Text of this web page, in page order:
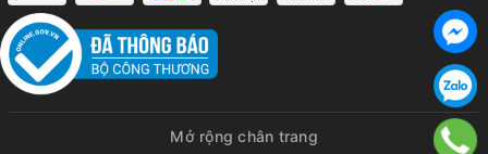
trình hoạt động diễn ra an toàn hơn, hạn chế sự cố chạm
điện bên trong máy, ngắt điện khi gặp sự cố, đảm bảo an
toàn cho tính mạng con người cũng như phòng chống cháy
nổ, đem lại cho người dùng cảm giác an tâm khi sử dụng.
Mở rộng chân trang